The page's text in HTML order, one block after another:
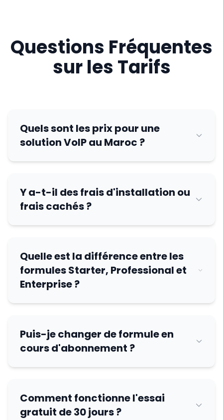
Questions Fréquentes
sur les Tarifs
Quels sont les prix pour une
solution VoIP au Maroc ?
Y a-t-il des frais d'installation ou
frais cachés ?
Quelle est la différence entre les
formules Starter, Professional et
Enterprise ?
Puis-je changer de formule en
cours d'abonnement ?
Comment fonctionne l'essai
gratuit de 30 jours ?